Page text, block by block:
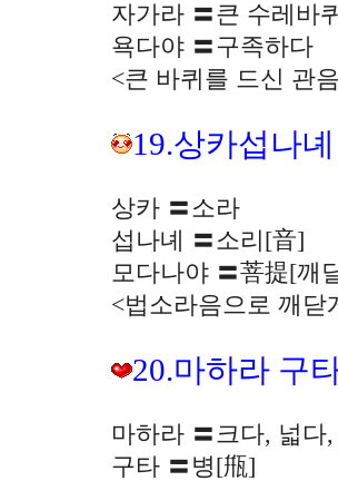
자가라 〓큰 수레바
욕다야 〓구족하다
<큰 바퀴를 드신 관
19.상카섭나
상카 〓소라
섭나녜 〓소리[音]
모다나야 〓菩提[깨
<법소라음으로 깨닫
20.마하라 구
마하라 〓크다, 넓다
구타 〓병[甁]